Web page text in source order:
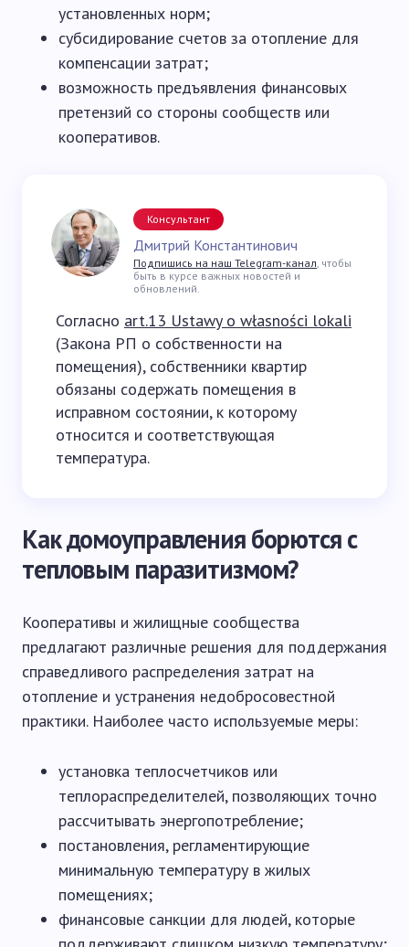
установленных норм;
субсидирование счетов за отопление для
компенсации затрат;
возможность предъявления финансовых
претензий со стороны сообществ или
кооперативов.
Консультант
Дмитрий Константинович
Подпишись на наш Telegram-канал, чтобы
быть в курсе важных новостей и
обновлений.
Согласно art.13 Ustawy o własności lokali
(Закона РП о собственности на
помещения), собственники квартир
обязаны содержать помещения в
исправном состоянии, к которому
относится и соответствующая
температура.
Как домоуправления борются с
тепловым паразитизмом?
Кооперативы и жилищные сообщества
предлагают различные решения для поддержания
справедливого распределения затрат на
отопление и устранения недобросовестной
практики. Наиболее часто используемые меры:
установка теплосчетчиков или
теплораспределителей, позволяющих точно
рассчитывать энергопотребление;
постановления, регламентирующие
минимальную температуру в жилых
помещениях;
финансовые санкции для людей, которые